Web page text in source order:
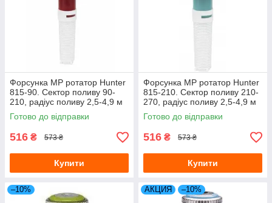
Форсунка MP ротатор Hunter
815-90. Сектор поливу 90-
210, радіус поливу 2,5-4,9 м
Готово до відправки
516 ₴ 573 ₴
Купити
Форсунка MP ротатор Hunter
815-210. Сектор поливу 210-
270, радіус поливу 2,5-4,9 м
Готово до відправки
516 ₴ 573 ₴
Купити
–10% АКЦИЯ –10%